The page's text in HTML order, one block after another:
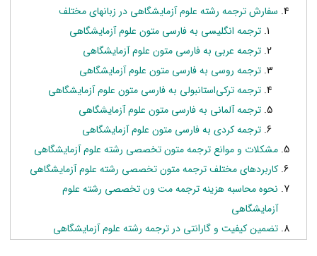
سفارش ترجمه رشته علوم آزمایشگاهی در زبانهای مختلف
ترجمه انگلیسی به فارسی متون علوم آزمایشگاهی
ترجمه عربی به فارسی متون علوم آزمایشگاهی
ترجمه روسی به فارسی متون علوم آزمایشگاهی
ترجمه ترکی‌‌استانبولی به فارسی متون علوم آزمایشگاهی
ترجمه آلمانی به فارسی متون علوم آزمایشگاهی
ترجمه کردی به فارسی متون علوم آزمایشگاهی
مشکلات و موانع ترجمه متون تخصصی رشته علوم آزمایشگاهی
کاربردهای مختلف ترجمه متون تخصصی رشته علوم آزمایشگاهی
نحوه محاسبه هزینه ترجمه مت ون تخصصی رشته علوم
آزمایشگاهی
تضمین کیفیت و گارانتی در ترجمه رشته علوم آزمایشگاهی